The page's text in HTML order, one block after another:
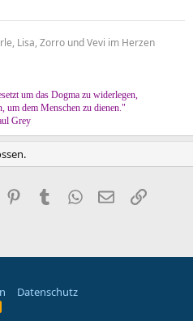
Lisa, Zorro und Vevi im Herzen
um das Dogma zu widerlegen,
um dem Menschen zu dienen."
Grey
PinterestTumblr WhatsApp
E-MailLink
Datenschutz